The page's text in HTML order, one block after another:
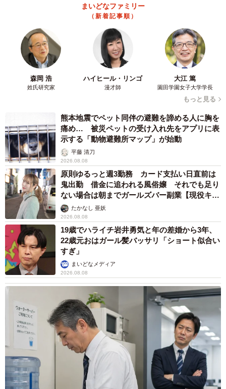
回答者からは、「うまく使えば効率化できると思う」「人
間の仕事自体は奪わないと思うが、人間の仕事をより効率
的に簡単にしてくれそう」「より生産性の高い仕事へシフ
トチェンジできるチャンスとして捉えるべき」など、AIの
進化に対してポジティブな意見が寄せられた一方で、「情
報の信頼性に不安があるため、今のところ仕事で使えるレ
ベルではない」「詐欺メールやサイトがより巧妙になって
しまうのではないか」「周囲が使い始めたので気になる
が、情報漏洩が心配でまだ使えていない」といったネガテ
ィブな意見も寄せられていました。
今後の使用意欲と仕事の効率化（提供画像）
約8割の人が「AIに人間の仕事を奪われると思う」と回答し
たことをうけて、「今後仕事でのAIチャット使用意欲」を
聞いたところ、「積極的に使う」と答えた人は86.5%（と
ても積極的に使う：26.3%・積極的に使う：29.4%・どちら
かといえば積極的に使う：30.8%）と、約9割に上ることが
明らかになりました。
まいどなファミリー
（新着記事順）
森岡 浩
姓氏研究家
ハイヒール・リンゴ
漫才師
大江 篤
園田学園女子大学学長
もっと見る
熊本地震でペット同伴の避難を諦める人に胸を
痛め… 被災ペットの受け入れ先をアプリに表
示する「動物避難所マップ」が始動
平藤 清刀
2026.08.08
原則ゆるっと週3勤務 カード支払い日直前は
鬼出勤 借金に追われる風俗嬢 それでも足り
ない場合は朝までガールズバー副業【現役キャ
ストに取材】
たかなし 亜妖
2026.08.08
19歳でハライチ岩井勇気と年の差婚から3年、
22歳元おはガール髪バッサリ「ショート似合い
すぎ」
まいどなメディア
2026.08.08